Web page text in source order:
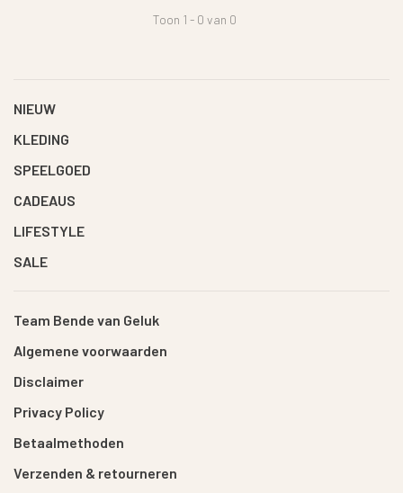
Toon 1 - 0 van 0
NIEUW
KLEDING
SPEELGOED
CADEAUS
LIFESTYLE
SALE
Team Bende van Geluk
Algemene voorwaarden
Disclaimer
Privacy Policy
Betaalmethoden
Verzenden & retourneren